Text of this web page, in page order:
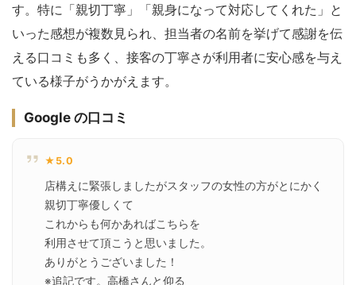
す。特に「親切丁寧」「親身になって対応してくれた」と
いった感想が複数見られ、担当者の名前を挙げて感謝を伝
える口コミも多く、接客の丁寧さが利用者に安心感を与え
ている様子がうかがえます。
Google の口コミ
★5.0
店構えに緊張しましたがスタッフの女性の方がとにかく
親切丁寧優しくて
これからも何かあればこちらを
利用させて頂こうと思いました。
ありがとうございました！
※追記です。高橋さんと仰る